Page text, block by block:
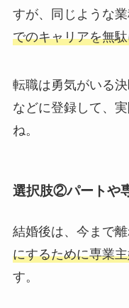
すが、同じような
でのキャリアを無
転職は勇気がいる
などに登録して、
ね。
選択肢②パートや
結婚後は、今まで
にするために専業
す。